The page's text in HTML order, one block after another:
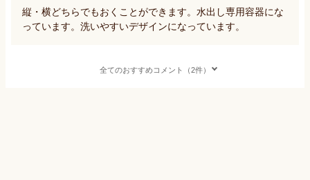
縦・横どちらでもおくことができます。水出し専用容器にな
っています。洗いやすいデザインになっています。
全てのおすすめコメント（2件）